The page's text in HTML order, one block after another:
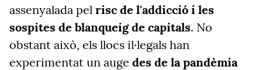
assenyalada pel risc de l'addicció i les
sospites de blanqueig de capitals. No
obstant això, els llocs il·legals han
experimentat un auge des de la pandèmia